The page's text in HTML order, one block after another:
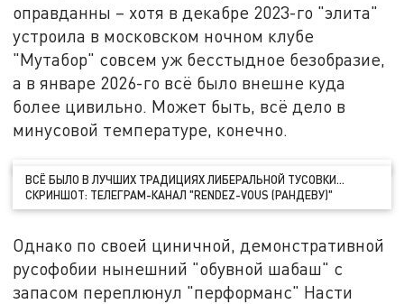
оправданны – хотя в декабре 2023-го "элита"
устроила в московском ночном клубе
"Мутабор" совсем уж бесстыдное безобразие,
а в январе 2026-го всё было внешне куда
более цивильно. Может быть, всё дело в
минусовой температуре, конечно.
ВСЁ БЫЛО В ЛУЧШИХ ТРАДИЦИЯХ ЛИБЕРАЛЬНОЙ ТУСОВКИ…
СКРИНШОТ: ТЕЛЕГРАМ-КАНАЛ "RENDEZ-VOUS (РАНДЕВУ)"
Однако по своей циничной, демонстративной
русофобии нынешний "обувной шабаш" с
запасом переплюнул "перформанс" Насти